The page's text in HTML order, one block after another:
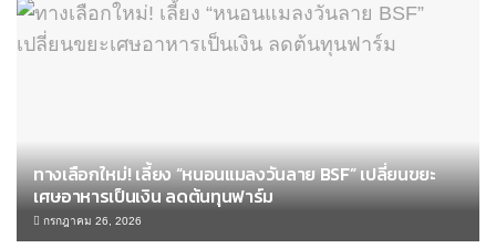
ทางเลือกใหม่! เลี้ยง “หนอนแมลงวันลาย BSF” เปลี่ยนขยะ
เศษอาหารเป็นเงิน ลดต้นทุนฟาร์ม
กรกฎาคม 26, 2026